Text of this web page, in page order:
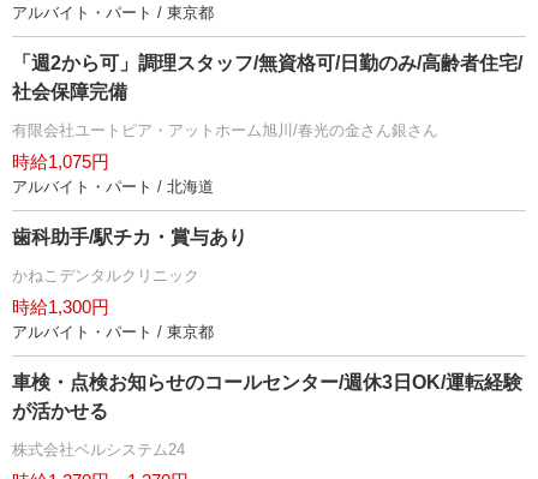
アルバイト・パート / 東京都
「週2から可」調理スタッフ/無資格可/日勤のみ/高齢者住宅/
社会保障完備
有限会社ユートピア・アットホーム旭川/春光の金さん銀さん
時給1,075円
アルバイト・パート / 北海道
歯科助手/駅チカ・賞与あり
かねこデンタルクリニック
時給1,300円
アルバイト・パート / 東京都
車検・点検お知らせのコールセンター/週休3日OK/運転経験
が活かせる
株式会社ベルシステム24